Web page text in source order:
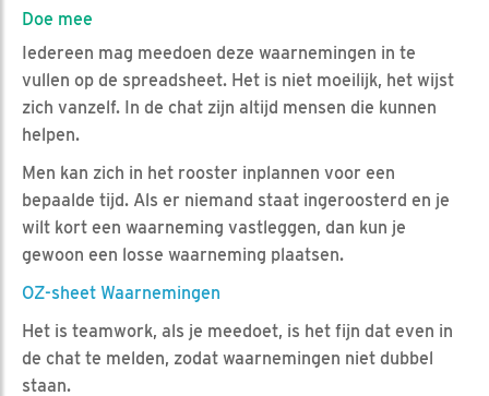
Doe mee
Iedereen mag meedoen deze waarnemingen in te
vullen op de spreadsheet. Het is niet moeilijk, het wijst
zich vanzelf. In de chat zijn altijd mensen die kunnen
helpen.
Men kan zich in het rooster inplannen voor een
bepaalde tijd. Als er niemand staat ingeroosterd en je
wilt kort een waarneming vastleggen, dan kun je
gewoon een losse waarneming plaatsen.
OZ-sheet Waarnemingen
Het is teamwork, als je meedoet, is het fijn dat even in
de chat te melden, zodat waarnemingen niet dubbel
staan.